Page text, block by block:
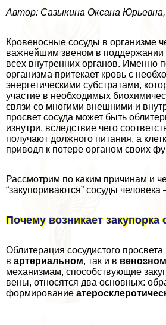
Автор: Сазыкина Оксана Юрьевна,
Кровеносные сосуды в организме
важнейшим звеном в поддержании
всех внутренних органов. Именно
организма притекает кровь с
энергетическими субстратами,
участие в необходимых
связи со многими внешними и
просвет сосуда может быть
изнутри, вследствие чего
получают должного питания, а
приводя к потере органом своих
Рассмотрим по каким причинам и
“закупориваются” сосуды
Почему возникает закупорка
Облитерация сосудистого просвета
в артериальном, так и в
механизмам, способствующие
вены, относятся два основных:
формирование